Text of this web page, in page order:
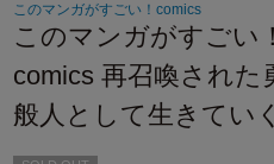
このマンガがすごい！comics
このマンガがすごい！
comics 再召喚された
般人として生きてい